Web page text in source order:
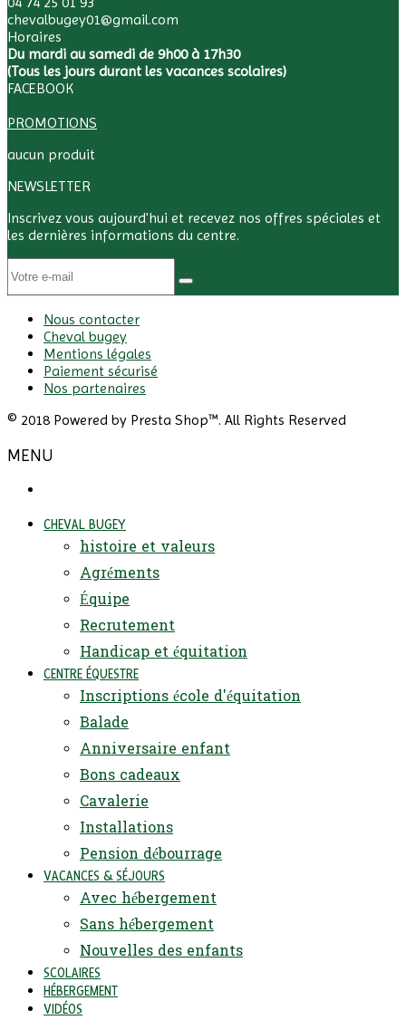
chevalbugey01@gmail.com
Horaires
Du mardi au samedi de 9h00 à 17h30
(Tous les jours durant les vacances scolaires)
FACEBOOK
PROMOTIONS
aucun produit
NEWSLETTER
Inscrivez vous aujourd'hui et recevez nos offres spéciales et
les dernières informations du centre.
Nous contacter
Cheval bugey
Mentions légales
Paiement sécurisé
Nos partenaires
© 2018 Powered by Presta Shop™. All Rights Reserved
MENU
CHEVAL BUGEY
histoire et valeurs
Agréments
Équipe
Recrutement
Handicap et équitation
CENTRE ÉQUESTRE
Inscriptions école d'équitation
Balade
Anniversaire enfant
Bons cadeaux
Cavalerie
Installations
Pension débourrage
VACANCES & SÉJOURS
Avec hébergement
Sans hébergement
Nouvelles des enfants
SCOLAIRES
HÉBERGEMENT
VIDÉOS